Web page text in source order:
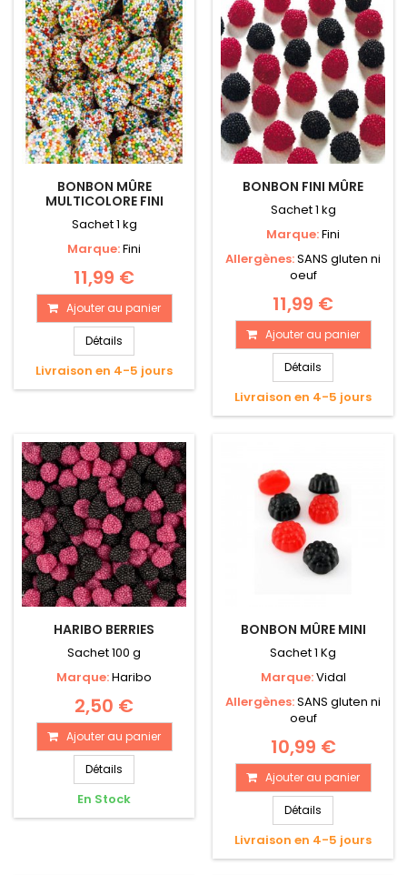
BONBON MÛRE
MULTICOLORE FINI
Sachet 1 kg
Marque:Fini
11,99 €
Ajouter au panier
Détails
Livraison en 4-5 jours
BONBON FINI MÛRE
Sachet 1 kg
Marque:Fini
Allergènes:SANS gluten ni
oeuf
11,99 €
Ajouter au panier
Détails
Livraison en 4-5 jours
HARIBO BERRIES
Sachet 100 g
Marque:Haribo
2,50 €
Ajouter au panier
Détails
En Stock
BONBON MÛRE MINI
Sachet 1 Kg
Marque:Vidal
Allergènes:SANS gluten ni
oeuf
10,99 €
Ajouter au panier
Détails
Livraison en 4-5 jours